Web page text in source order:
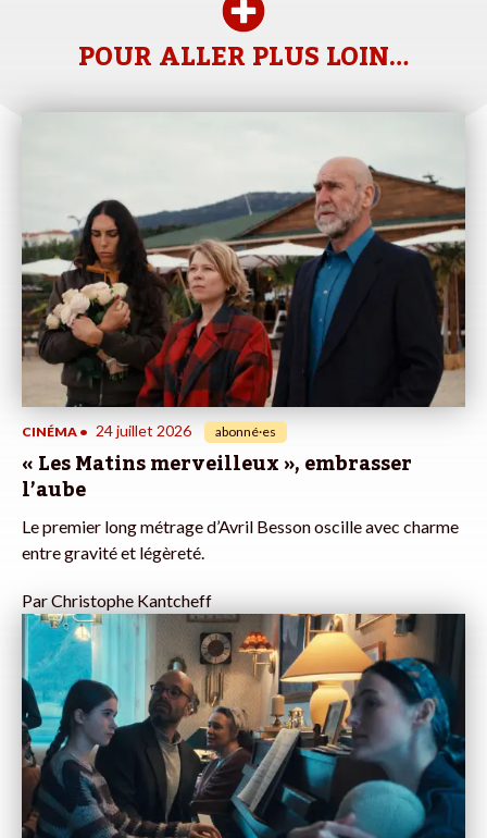
POUR ALLER PLUS LOIN…
CINÉMA • 24 juillet 2026 abonné·es
« Les Matins merveilleux », embrasser
l’aube
Le premier long métrage d’Avril Besson oscille avec charme
entre gravité et légèreté.
ParChristophe Kantcheff